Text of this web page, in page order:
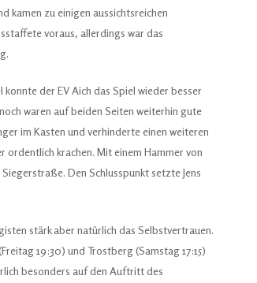
kamen zu einigen aussichtsreichen
voraus, allerdings war das
der EV Aich das Spiel wieder besser
waren auf beiden Seiten weiterhin gute
im Kasten und verhinderte einen weiteren
krachen. Mit einem Hammer von
Den Schlusspunkt setzte Jens
stärk aber natürlich das Selbstvertrauen.
19:30) und Trostberg (Samstag 17:15)
besonders auf den Auftritt des